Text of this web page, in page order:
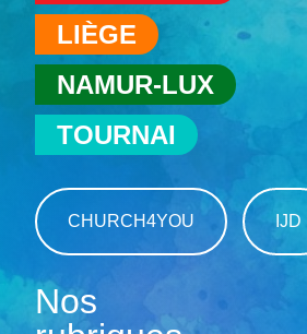
LIÈGE
NAMUR-LUX
TOURNAI
CHURCH4YOU IJD
Nos